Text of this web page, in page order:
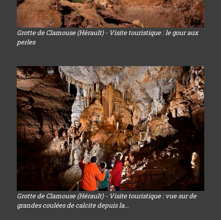
Grotte de Clamouse (Hérault) - Visite touristique : le gour aux
perles
Grotte de Clamouse (Hérault) - Visite touristique : vue sur de
grandes coulées de calcite depuis la...